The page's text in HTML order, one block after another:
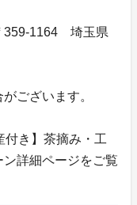
1164 埼玉県
ございます。
き】茶摘み・工
詳細ページをご覧